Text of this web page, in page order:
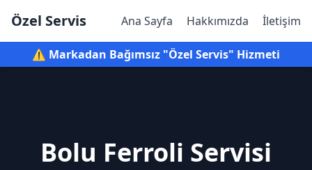
Özel Servis Ana Sayfa Hakkımızda İletişim
⚠️ Markadan Bağımsız "Özel Servis" Hizmeti
Bolu Ferroli Servisi